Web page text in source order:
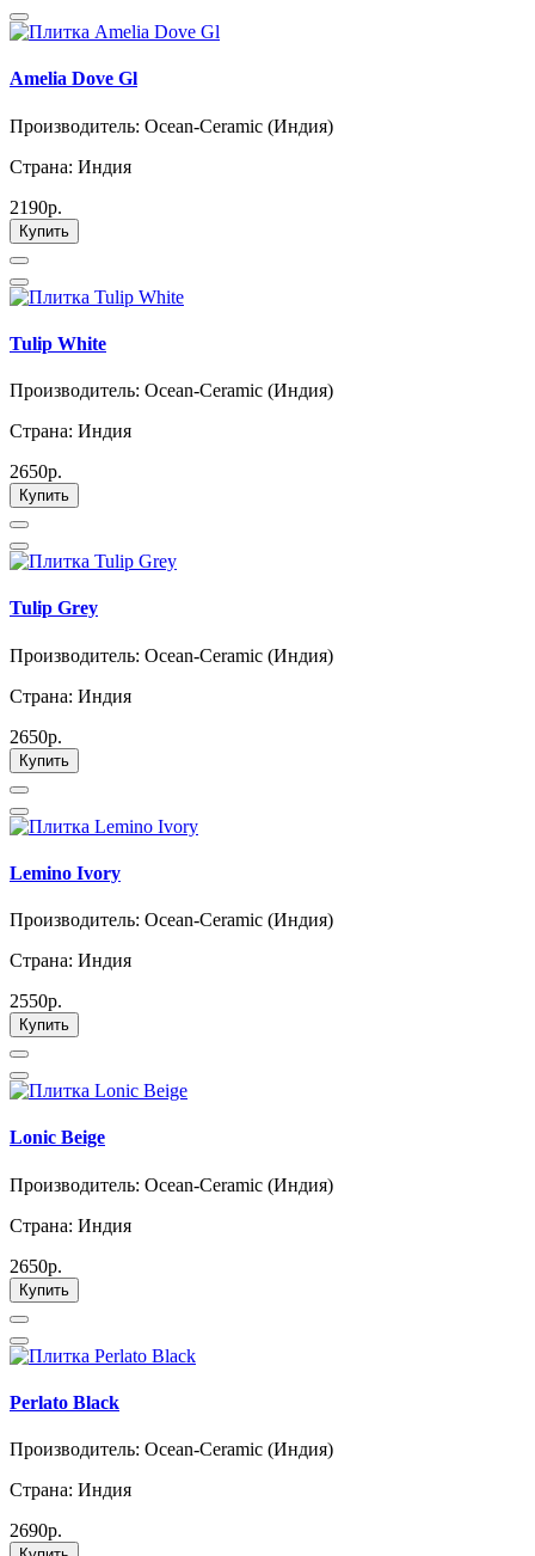
Amelia Dove Gl
Производитель: Ocean-Ceramic (Индия)
Страна: Индия
2190р.
Купить
Tulip White
Производитель: Ocean-Ceramic (Индия)
Страна: Индия
2650р.
Купить
Tulip Grey
Производитель: Ocean-Ceramic (Индия)
Страна: Индия
2650р.
Купить
Lemino Ivory
Производитель: Ocean-Ceramic (Индия)
Страна: Индия
2550р.
Купить
Lonic Beige
Производитель: Ocean-Ceramic (Индия)
Страна: Индия
2650р.
Купить
Perlato Black
Производитель: Ocean-Ceramic (Индия)
Страна: Индия
2690р.